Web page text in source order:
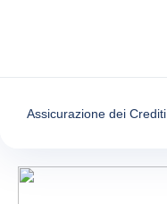
Assicurazione dei Crediti